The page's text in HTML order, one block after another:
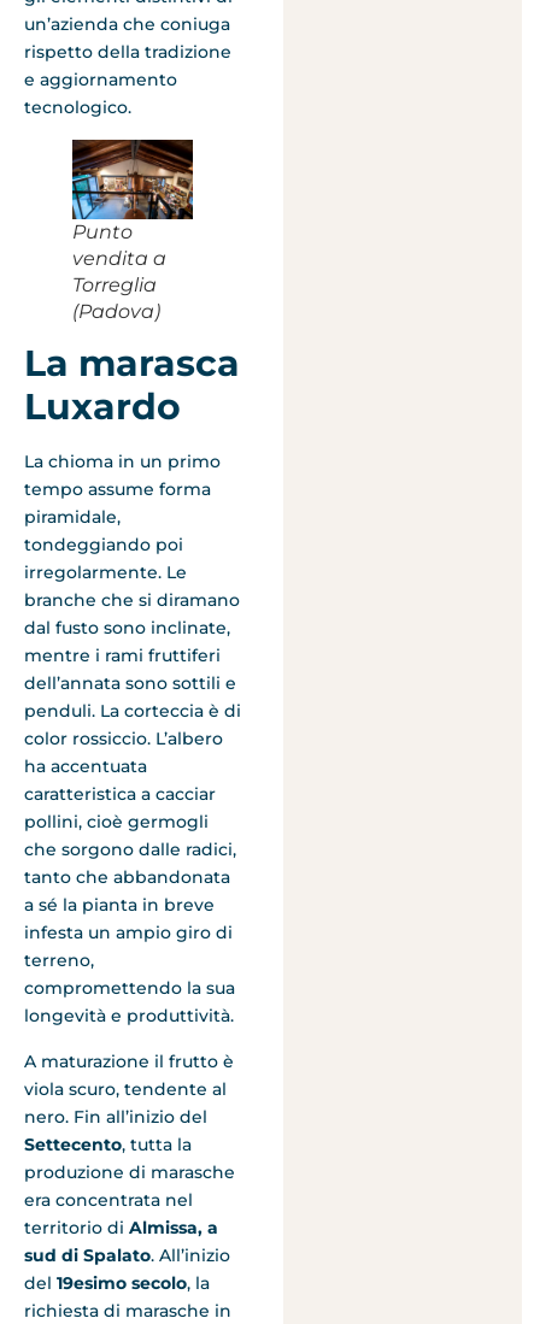
un’azienda che coniuga
rispetto della tradizione
e aggiornamento
tecnologico.
Punto
vendita a
Torreglia
(Padova)
La marasca
Luxardo
La chioma in un primo
tempo assume forma
piramidale,
tondeggiando poi
irregolarmente. Le
branche che si diramano
dal fusto sono inclinate,
mentre i rami fruttiferi
dell’annata sono sottili e
penduli. La corteccia è di
color rossiccio. L’albero
ha accentuata
caratteristica a cacciar
pollini, cioè germogli
che sorgono dalle radici,
tanto che abbandonata
a sé la pianta in breve
infesta un ampio giro di
terreno,
compromettendo la sua
longevità e produttività.
A maturazione il frutto è
viola scuro, tendente al
nero. Fin all’inizio del
Settecento, tutta la
produzione di marasche
era concentrata nel
territorio di Almissa, a
sud di Spalato. All’inizio
del 19esimo secolo, la
richiesta di marasche in